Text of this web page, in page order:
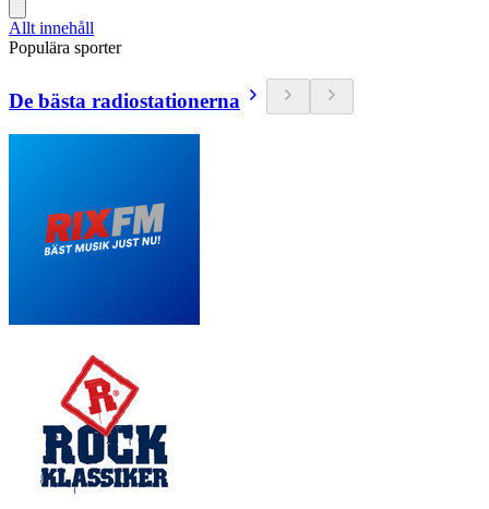
Allt innehåll
Populära sporter
De bästa radiostationerna